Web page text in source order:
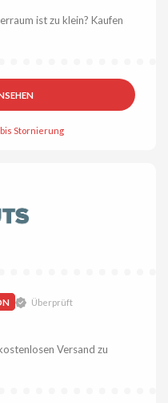
ist zu klein? Kaufen
Stornierung
Überprüft
Versand zu